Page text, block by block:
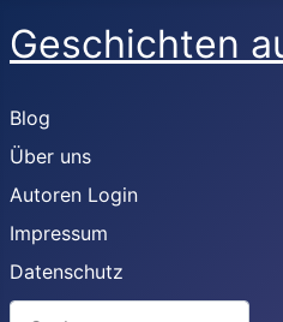
Geschichten
Blog
Über uns
Autoren Login
Impressum
Datenschutz